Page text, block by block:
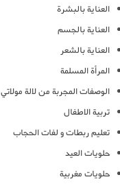
العناية بالبشرة
العناية بالجسم
العناية بالشعر
المرأة المسلمة
الوصفات المجربة من لالة مولاتي
تربية الاطفال
تعليم ربطات و لفات الحجاب
حلويات العيد
حلويات مغربية